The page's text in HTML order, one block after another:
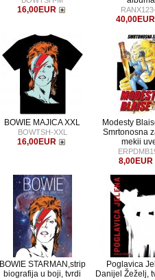
16,00EUR
40,00EUR
BOWIE MAJICA XXL
BOWTSH-XXL
16,00EUR
Modesty
Smrtonosna
mekii
8,00EUR
BOWIE STARMAN,strip
biografija u boji, tvrdi
Poglavica
Danijel Žeželj,